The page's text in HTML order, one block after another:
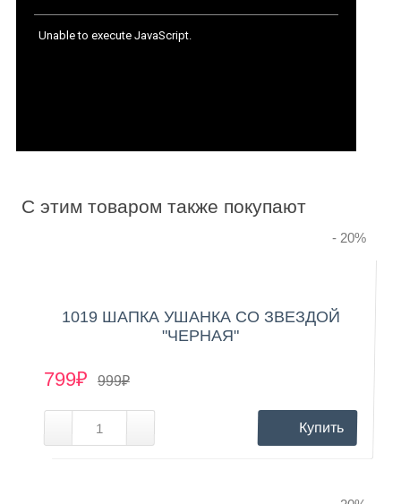
C этим товаром также покупают
- 20%
1019 ШАПКА УШАНКА СО ЗВЕЗДОЙ
"ЧЕРНАЯ"
799₽ 999₽
Купить